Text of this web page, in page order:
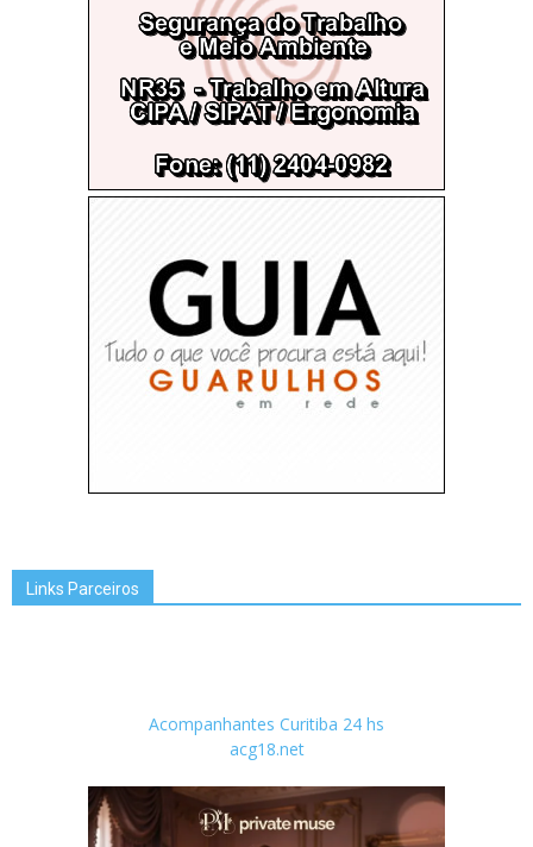
Links Parceiros
Acompanhantes Curitiba 24 hs
acg18.net